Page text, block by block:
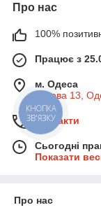
Про нас
100%
Працює з
м. Одеса
Базова 13,
Контакти
Сьогодні
Показати
Про нас
КНОПКА
ЗВ'ЯЗКУ